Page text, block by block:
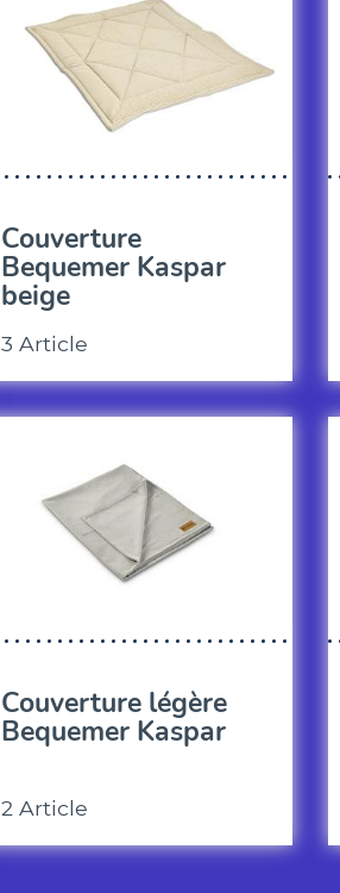
Couverture
Bequemer Kaspar
beige
3 Article
Couverture légère
Bequemer Kaspar
2 Article